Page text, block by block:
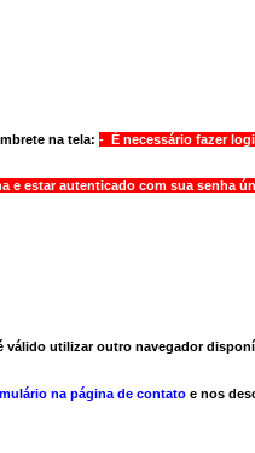
na tela: - É necessário fazer
e estar autenticado com sua senha
válido utilizar outro navegador
na página de contato e nos